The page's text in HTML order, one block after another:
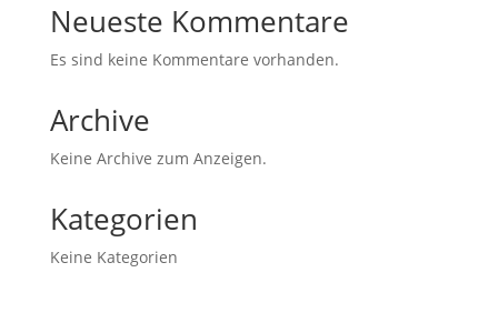
Neueste Kommentare
Es sind keine Kommentare vorhanden.
Archive
Keine Archive zum Anzeigen.
Kategorien
Keine Kategorien